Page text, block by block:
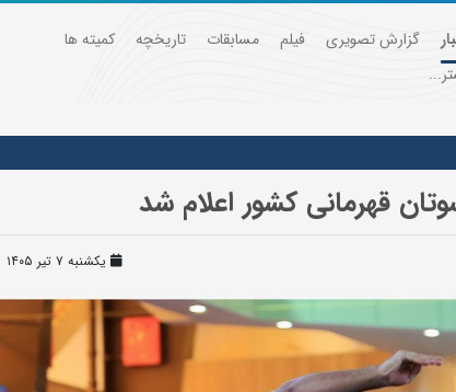
گزارش تصویری فیلم مسابقات تاریخچه
کمیته ها
قهرمانی کشور اعلام شد
یکشنبه ۷ تیر ۱۴۰۵